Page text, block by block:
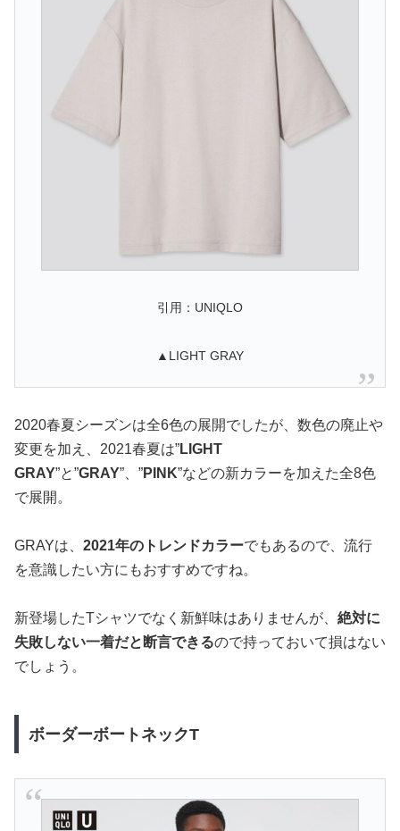
引用：UNIQLO
▲LIGHT GRAY
2020春夏シーズンは全6色の展開でしたが、数色の廃止や
変更を加え、2021春夏は”LIGHT
GRAY”と”GRAY”、”PINK”などの新カラーを加えた全8色
で展開。
GRAYは、 2021年のトレンドカラーでもあるので、流行
を意識したい方にもおすすめですね。
新登場したTシャツでなく新鮮味はありませんが、 絶対に
失敗しない一着だと断言できるので持っておいて損はない
でしょう。
ボーダーボートネックT